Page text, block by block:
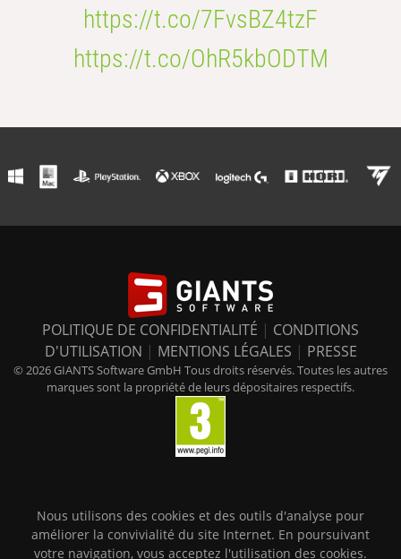
https://t.co/7FvsBZ4tzF
https://t.co/OhR5kbODTM
POLITIQUE DE CONFIDENTIALITÉ | CONDITIONS
D'UTILISATION | MENTIONS LÉGALES | PRESSE
© 2026 GIANTS Software GmbH Tous droits réservés. Toutes les autres
marques sont la propriété de leurs dépositaires respectifs.
Nous utilisons des cookies et des outils d'analyse pour
améliorer la convivialité du site Internet. En poursuivant
votre navigation, vous acceptez l'utilisation des cookies.